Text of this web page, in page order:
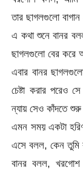
তার ছাগলগুলো
এ কথা শুনে বানর
ছাগলগুলো বের করে
এবার বানর
চেষ্টা করার পরেও
ন্যায় সেও কাঁদতে
এমন সময় একটা
এসে বলল, কেন তুমি
বানর বলল,